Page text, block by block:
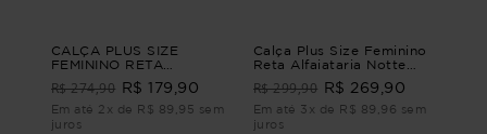
CALÇA PLUS SIZE
FEMININO RETA
CONTORNOS Verde G1 -
48
R$ 274,90 R$ 179,90
Em até 2x de R$ 89,95 sem
juros
Calça Plus Size Feminino
Reta Alfaiataria Notte
CALÇA RETA
ALFAIATARIA NOTTE Azul
G2 - 50
R$ 299,90 R$ 269,90
Em até 3x de R$ 89,96 sem
juros